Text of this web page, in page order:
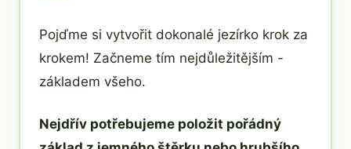
Pojďme si vytvořit dokonalé jezírko krok za
krokem! Začneme tím nejdůležitějším -
základem všeho.
Nejdřív potřebujeme položit pořádný